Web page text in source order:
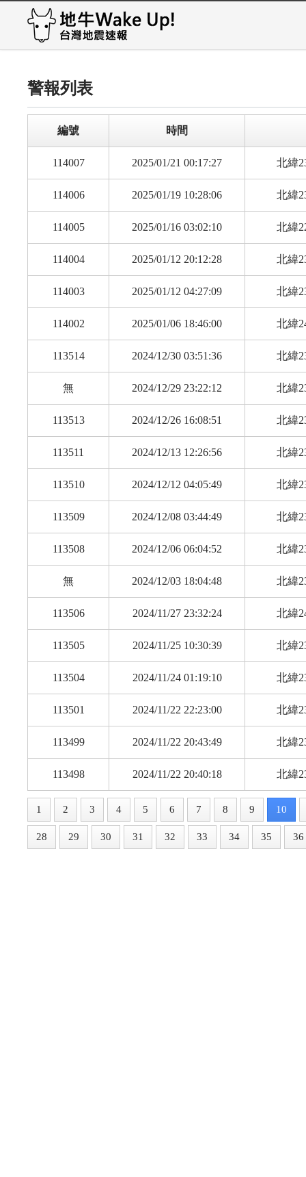
警報列表
編號 時間
114007 2025/01/21 00:17:27 北緯
114006 2025/01/19 10:28:06 北緯
114005 2025/01/16 03:02:10 北緯
114004 2025/01/12 20:12:28 北緯
114003 2025/01/12 04:27:09 北緯
114002 2025/01/06 18:46:00 北緯
113514 2024/12/30 03:51:36 北緯
無 2024/12/29 23:22:12 北緯
113513 2024/12/26 16:08:51 北緯
113511 2024/12/13 12:26:56 北緯
113510 2024/12/12 04:05:49 北緯
113509 2024/12/08 03:44:49 北緯
113508 2024/12/06 06:04:52 北緯
無 2024/12/03 18:04:48 北緯
113506 2024/11/27 23:32:24 北緯
113505 2024/11/25 10:30:39 北緯
113504 2024/11/24 01:19:10 北緯
113501 2024/11/22 22:23:00 北緯
113499 2024/11/22 20:43:49 北緯
113498 2024/11/22 20:40:18 北緯
1 2 3 4 5 6 7 8 9 10
28 29 30 31 32 33 34 35 36